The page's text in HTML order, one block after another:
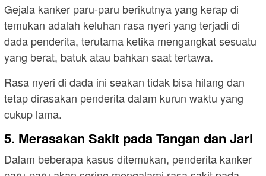
Gejala kanker paru-paru berikutnya yang kerap di
temukan adalah keluhan rasa nyeri yang terjadi di
dada penderita, terutama ketika mengangkat sesuatu
yang berat, batuk atau bahkan saat tertawa.
Rasa nyeri di dada ini seakan tidak bisa hilang dan
tetap dirasakan penderita dalam kurun waktu yang
cukup lama.
5. Merasakan Sakit pada Tangan dan Jari
Dalam beberapa kasus ditemukan, penderita kanker